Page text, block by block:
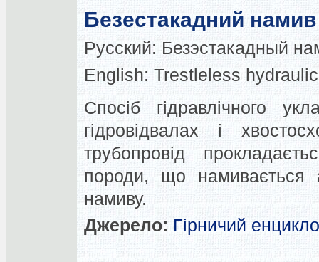
Безестакадний намив
Русский: Безэстакадный
English: Trestleless
Спосіб гідравлічного
гідровідвалах і
трубопровід
породи, що
намиву.
Джерело: Гірничий